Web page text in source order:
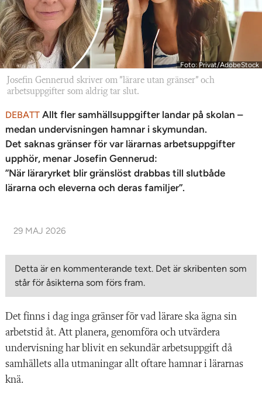
Foto: Privat/AdobeStock
Josefin Gennerud skriver om ”lärare utan gränser” och
arbetsuppgifter som aldrig tar slut.
DEBATT Allt fler samhällsuppgifter landar på skolan –
medan undervisningen hamnar i skymundan.
Det saknas gränser för var lärarnas arbetsuppgifter
upphör, menar Josefin Gennerud:
”När läraryrket blir gränslöst drabbas till slutbåde
lärarna och eleverna och deras familjer”.
29 MAJ 2026
Detta är en kommenterande text. Det är skribenten som
står för åsikterna som förs fram.
Det finns i dag inga gränser för vad lärare ska ägna sin
arbetstid åt. Att planera, genomföra och utvärdera
undervisning har blivit en sekundär arbetsuppgift då
samhällets alla utmaningar allt oftare hamnar i lärarnas
knä.